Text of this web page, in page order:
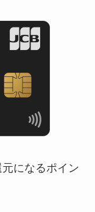
になるポイン